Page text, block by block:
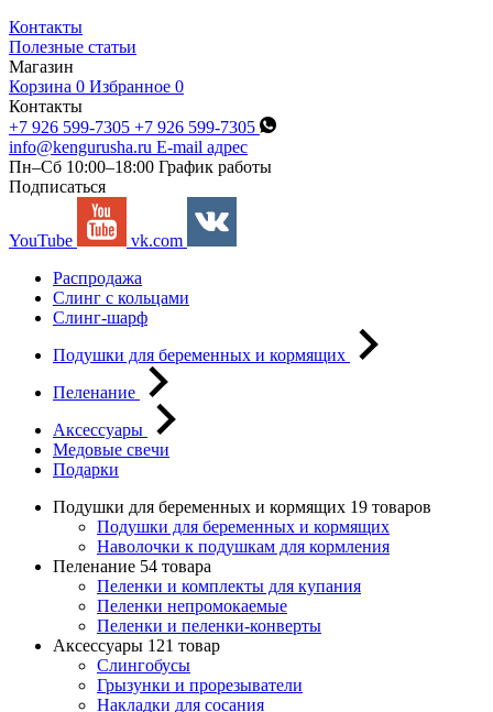
Контакты
Полезные статьи
Магазин
Корзина 0 Избранное 0
Контакты
+7 926 599-7305 +7 926 599-7305
info@kengurusha.ru E-mail адрес
Пн–Сб 10:00–18:00 График работы
Подписаться
YouTube
vk.com
Распродажа
Слинг с кольцами
Слинг-шарф
Подушки для беременных и кормящих
Пеленание
Аксессуары
Медовые свечи
Подарки
Подушки для беременных и кормящих 19 товаров
Подушки для беременных и кормящих
Наволочки к подушкам для кормления
Пеленание 54 товара
Пеленки и комплекты для купания
Пеленки непромокаемые
Пеленки и пеленки-конверты
Аксессуары 121 товар
Слингобусы
Грызунки и прорезыватели
Накладки для сосания